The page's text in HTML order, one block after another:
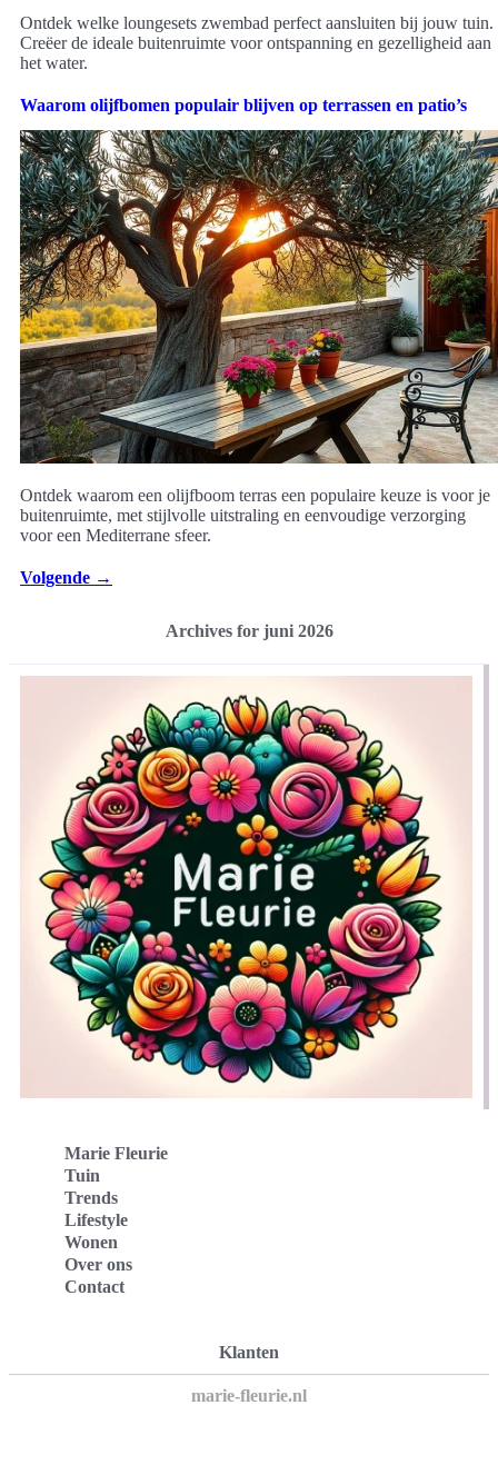
Ontdek welke loungesets zwembad perfect aansluiten bij jouw tuin.
Creëer de ideale buitenruimte voor ontspanning en gezelligheid aan
het water.
Waarom olijfbomen populair blijven op terrassen en patio’s
Ontdek waarom een olijfboom terras een populaire keuze is voor je
buitenruimte, met stijlvolle uitstraling en eenvoudige verzorging
voor een Mediterrane sfeer.
Volgende →
Archives for juni 2026
Marie Fleurie
Tuin
Trends
Lifestyle
Wonen
Over ons
Contact
Klanten
marie-fleurie.nl